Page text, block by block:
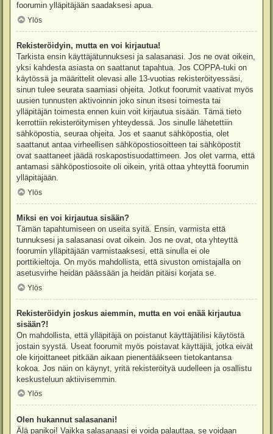
foorumin ylläpitäjään saadaksesi apua.
Ylös
Rekisteröidyin, mutta en voi kirjautua!
Tarkista ensin käyttäjätunnuksesi ja salasanasi. Jos ne ovat oikein,
yksi kahdesta asiasta on saattanut tapahtua. Jos COPPA-tuki on
käytössä ja määrittelit olevasi alle 13-vuotias rekisteröityessäsi,
sinun tulee seurata saamiasi ohjeita. Jotkut foorumit vaativat myös
uusien tunnusten aktivoinnin joko sinun itsesi toimesta tai
ylläpitäjän toimesta ennen kuin voit kirjautua sisään. Tämä tieto
kerrottiin rekisteröitymisen yhteydessä. Jos sinulle lähetettiin
sähköpostia, seuraa ohjeita. Jos et saanut sähköpostia, olet
saattanut antaa virheellisen sähköpostiosoitteen tai sähköpostit
ovat saattaneet jäädä roskapostisuodattimeen. Jos olet varma, että
antamasi sähköpostiosoite oli oikein, yritä ottaa yhteyttä foorumin
ylläpitäjään.
Ylös
Miksi en voi kirjautua sisään?
Tämän tapahtumiseen on useita syitä. Ensin, varmista että
tunnuksesi ja salasanasi ovat oikein. Jos ne ovat, ota yhteyttä
foorumin ylläpitäjään varmistaaksesi, että sinulla ei ole
porttikieltoja. On myös mahdollista, että sivuston omistajalla on
asetusvirhe heidän päässään ja heidän pitäisi korjata se.
Ylös
Rekisteröidyin joskus aiemmin, mutta en voi enää kirjautua
sisään?!
On mahdollista, että ylläpitäjä on poistanut käyttäjätilisi käytöstä
jostain syystä. Useat foorumit myös poistavat käyttäjiä, jotka eivät
ole kirjoittaneet pitkään aikaan pienentääkseen tietokantansa
kokoa. Jos näin on käynyt, yritä rekisteröityä uudelleen ja osallistu
keskusteluun aktiivisemmin.
Ylös
Olen hukannut salasanani!
Älä panikoi! Vaikka salasanaasi ei voida palauttaa, se voidaan